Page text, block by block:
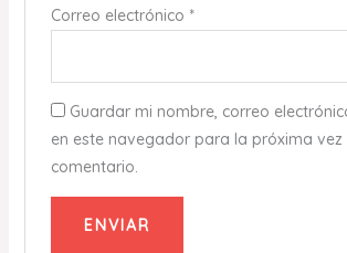
Correo electrónico *
Guardar mi nombre, correo
en este navegador para la próxima vez
comentario.